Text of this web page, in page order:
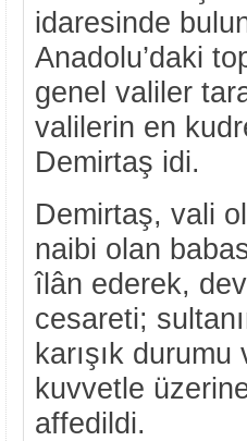
idaresinde
Anadolu’daki
genel valiler
valilerin en
Demirtaş idi.
Demirtaş, vali
naibi olan
îlân ederek,
cesareti;
karışık
kuvvetle
affedildi.